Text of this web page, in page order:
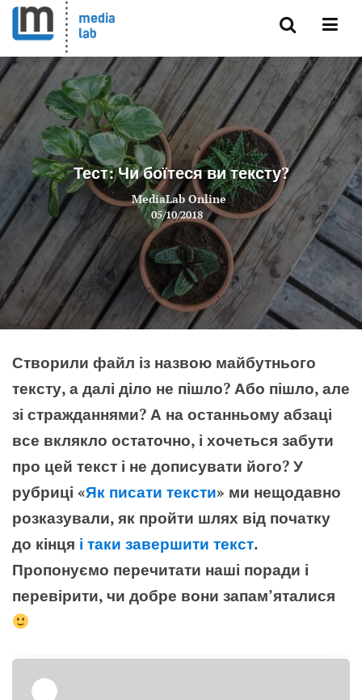
Тест: Чи боїтеся ви тексту?
MediaLab Online
05/10/2018
Створили файл із назвою майбутнього
тексту, а далі діло не пішло? Або пішло, але
зі стражданнями? А на останньому абзаці
все вклякло остаточно, і хочеться забути
про цей текст і не дописувати його? У
рубриці «Як писати тексти» ми нещодавно
розказували, як пройти шлях від початку
до кінця і таки завершити текст.
Пропонуємо перечитати наші поради і
перевірити, чи добре вони запам’яталися